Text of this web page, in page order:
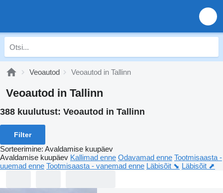
Veoautod Veoautod in Tallinn
Veoautod in Tallinn
388 kuulutust: Veoautod in Tallinn
Filter
Sorteerimine: Avaldamise kuupäev
Avaldamise kuupäev Kallimad enne Odavamad enne Tootmisaasta -
uuemad enne Tootmisaasta - vanemad enne Läbisõit ⬊ Läbisõit ⬈